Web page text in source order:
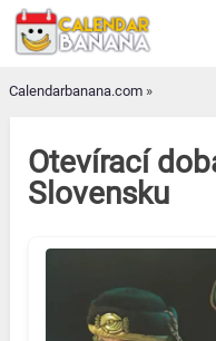
Skip
Calendarbanana.com »
Otevírací
Slovensku